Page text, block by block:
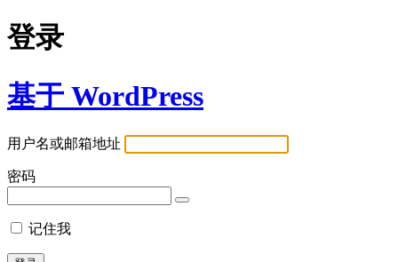
登录
基于 WordPress
用户名或邮箱地址
密码
记住我